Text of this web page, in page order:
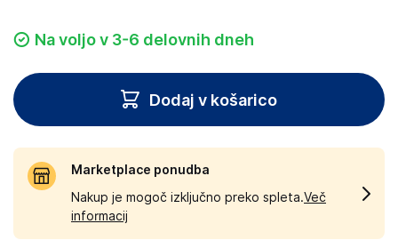
Na voljo v 3-6 delovnih dneh
Dodaj v košarico
Marketplace ponudba
Nakup je mogoč izključno preko spleta.Več
informacij